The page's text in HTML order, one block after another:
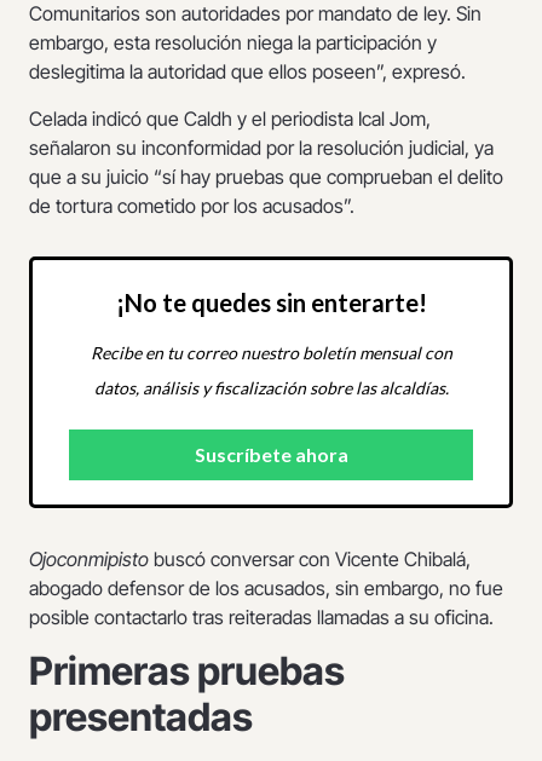
Comunitarios son autoridades por mandato de ley. Sin
embargo, esta resolución niega la participación y
deslegitima la autoridad que ellos poseen”, expresó.
Celada indicó que Caldh y el periodista Ical Jom,
señalaron su inconformidad por la resolución judicial, ya
que a su juicio “sí hay pruebas que comprueban el delito
de tortura cometido por los acusados”.
¡No te quedes sin enterarte!
Recibe en tu correo nuestro boletín mensual con
datos, análisis y fiscalización sobre las alcaldías.
Ojoconmipisto buscó conversar con Vicente Chibalá,
abogado defensor de los acusados, sin embargo, no fue
posible contactarlo tras reiteradas llamadas a su oficina.
Primeras pruebas
presentadas